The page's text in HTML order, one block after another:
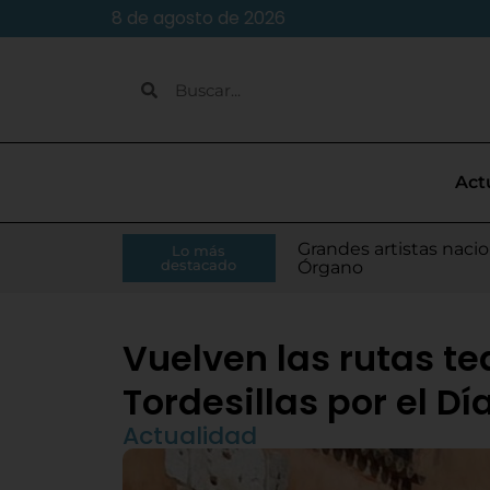
8 de agosto de 2026
Lo más
destacado
Caja Rural de
RFEF
Villamarciel da
Grandes artistas
Órgano
Continúa la venta de
El presidente de la
Monge
Todo listo para el
Tordesillas refuerza
El Pleno de
Moisés Ramírez
para el Europeo
IU-APT plantea ocho
Vuelven las rutas
Tordesillas por el
Actualidad